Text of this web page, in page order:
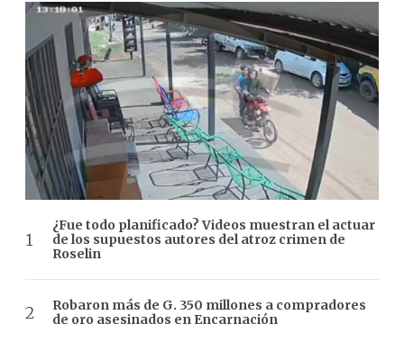
¿Fue todo planificado? Videos muestran el actuar
de los supuestos autores del atroz crimen de
Roselin
Robaron más de G. 350 millones a compradores
de oro asesinados en Encarnación